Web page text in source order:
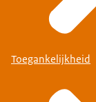
Toegankelijkheid